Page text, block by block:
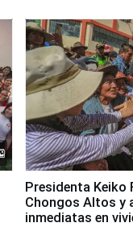
Presidenta Keiko
Chongos Altos y
inmediatas en